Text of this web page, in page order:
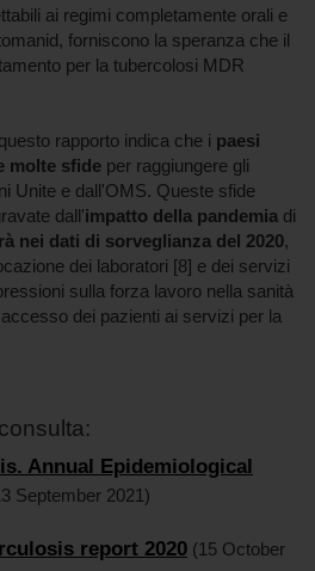
ai regimi completamente orali e
forniscono la speranza che il
per la tubercolosi MDR
rapporto indica che i paesi
molte sfide per raggiungere gli
Unite e dall'OMS. Queste sfide
dall'impatto della pandemia di
nei dati di sorveglianza del 2020,
dei laboratori [8] e dei servizi
sulla forza lavoro nella sanità
dei pazienti ai servizi per la
Annual Epidemiological
September 2021)
report 2020 (15 October